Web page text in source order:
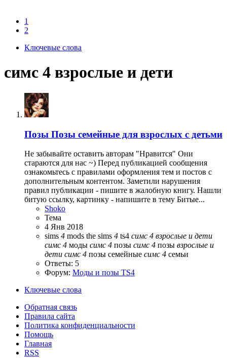
1
2
Ключевые слова
симс 4 взрослые и дети
Позы Позы семейные для взрослых с детьми
Не забывайте оставить авторам "Нравится" Они
стараются для нас ~) Перед публикацией сообщения
ознакомьтесь с правилами оформления тем и постов с
дополнительным контентом. Заметили нарушения
правил публикации - пишите в жалобную книгу. Нашли
битую ссылку, картинку - напишите в тему Битые...
Shoko
Тема
4 Янв 2018
sims 4 mods the sims 4 ts4 симс 4 взрослые и дети
симс 4 моды симс 4 позы симс 4 позы взрослые и
дети симс 4 позы семейные симс 4 семьи
Ответы: 5
Форум: Моды и позы TS4
Ключевые слова
Обратная связь
Правила сайта
Политика конфиденциальности
Помощь
Главная
RSS